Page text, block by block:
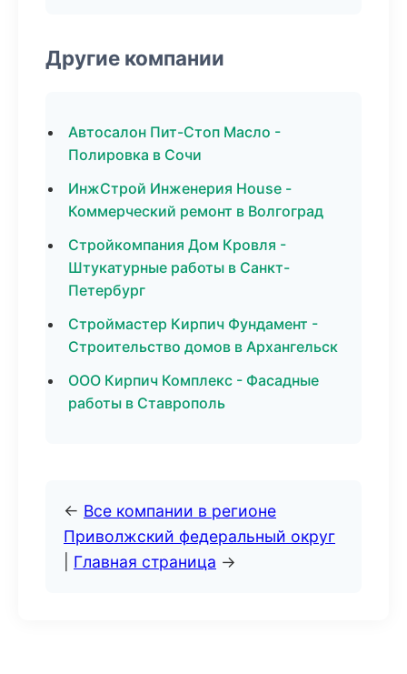
Другие компании
Автосалон Пит-Стоп Масло -
Полировка в Сочи
ИнжСтрой Инженерия House -
Коммерческий ремонт в Волгоград
Стройкомпания Дом Кровля -
Штукатурные работы в Санкт-
Петербург
Строймастер Кирпич Фундамент -
Строительство домов в Архангельск
ООО Кирпич Комплекс - Фасадные
работы в Ставрополь
← Все компании в регионе
Приволжский федеральный округ
Главная страница →